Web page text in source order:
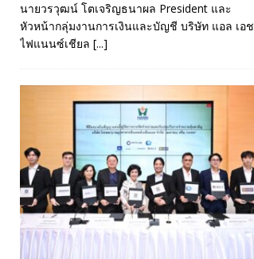
นายวรวุฒน์ โตเจริญธนาผล President และ
หัวหน้ากลุ่มงานการเงินและบัญชี บริษัท แอล เอช
ไฟแนนซ์เชียล [...]